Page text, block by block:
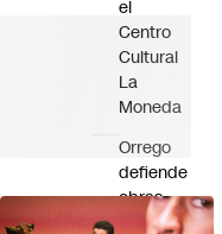
el
Centro
Cultural
La
Moneda
Orrego
defiende
obras